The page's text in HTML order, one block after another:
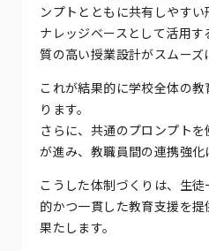
ンプトとともに共有しやすい
ナレッジベースとして活用
質の高い授業設計がスムーズ
これが結果的に学校全体の
ります。
さらに、共通のプロンプト
が進み、教職員間の連携強化
こうした体制づくりは、生
的かつ一貫した教育支援を
果たします。